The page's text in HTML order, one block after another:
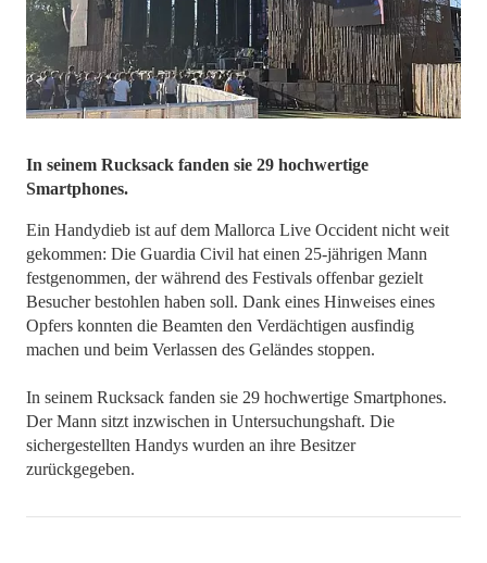
In seinem Rucksack fanden sie 29 hochwertige
Smartphones.
Ein Handydieb ist auf dem Mallorca Live Occident nicht weit
gekommen: Die Guardia Civil hat einen 25-jährigen Mann
festgenommen, der während des Festivals offenbar gezielt
Besucher bestohlen haben soll. Dank eines Hinweises eines
Opfers konnten die Beamten den Verdächtigen ausfindig
machen und beim Verlassen des Geländes stoppen.
In seinem Rucksack fanden sie 29 hochwertige Smartphones.
Der Mann sitzt inzwischen in Untersuchungshaft. Die
sichergestellten Handys wurden an ihre Besitzer
zurückgegeben.